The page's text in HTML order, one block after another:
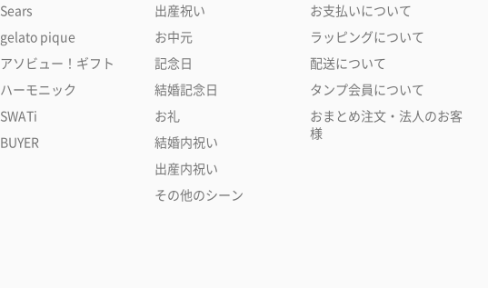
Sears
gelato pique
アソビュー！ギフト
ハーモニック
SWATi
BUYER
出産祝い
お中元
記念日
結婚記念日
お礼
結婚内祝い
出産内祝い
その他のシーン
お支払いについて
ラッピングについて
配送について
タンプ会員について
おまとめ注文・法人のお客
様